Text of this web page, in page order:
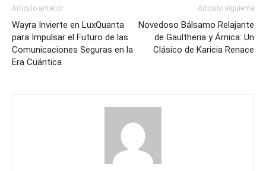
Artículo anterior
Wayra Invierte en LuxQuanta
para Impulsar el Futuro de las
Comunicaciones Seguras en la
Era Cuántica
Artículo siguiente
Novedoso Bálsamo Relajante
de Gaultheria y Árnica: Un
Clásico de Karicia Renace